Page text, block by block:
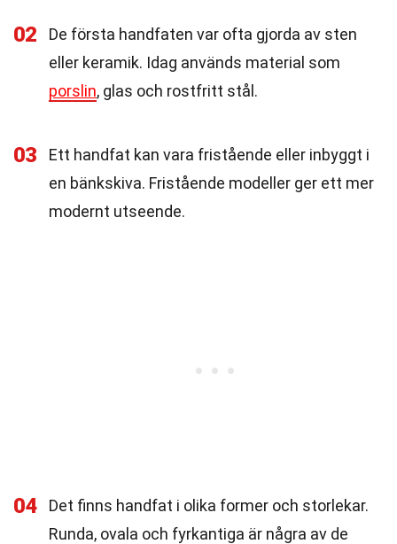
02
De första handfaten var ofta gjorda av sten
eller keramik. Idag används material som
porslin, glas och rostfritt stål.
03
Ett handfat kan vara fristående eller inbyggt i
en bänkskiva. Fristående modeller ger ett mer
modernt utseende.
04
Det finns handfat i olika former och storlekar.
Runda, ovala och fyrkantiga är några av de